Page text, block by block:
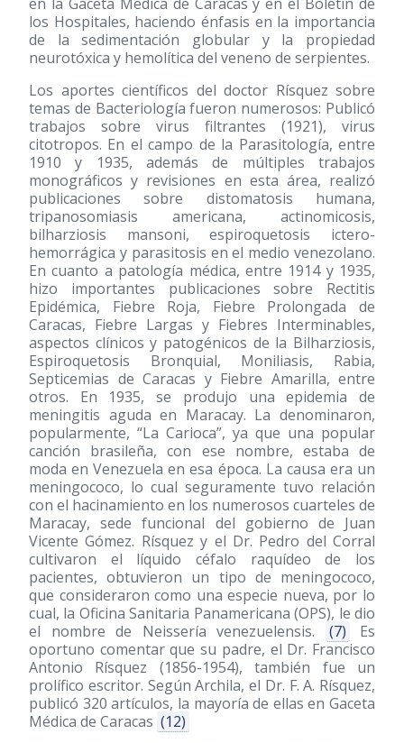
los Hospitales, haciendo énfasis en la importancia
de la sedimentación globular y la propiedad
neurotóxica y hemolítica del veneno de serpientes.
Los aportes científicos del doctor Rísquez sobre
temas de Bacteriología fueron numerosos: Publicó
trabajos sobre virus filtrantes (1921), virus
citotropos. En el campo de la Parasitología, entre
1910 y 1935, además de múltiples trabajos
monográficos y revisiones en esta área, realizó
publicaciones sobre distomatosis humana,
tripanosomiasis americana, actinomicosis,
bilharziosis mansoni, espiroquetosis ictero-
hemorrágica y parasitosis en el medio venezolano.
En cuanto a patología médica, entre 1914 y 1935,
hizo importantes publicaciones sobre Rectitis
Epidémica, Fiebre Roja, Fiebre Prolongada de
Caracas, Fiebre Largas y Fiebres Interminables,
aspectos clínicos y patogénicos de la Bilharziosis,
Espiroquetosis Bronquial, Moniliasis, Rabia,
Septicemias de Caracas y Fiebre Amarilla, entre
otros. En 1935, se produjo una epidemia de
meningitis aguda en Maracay. La denominaron,
popularmente, “La Carioca”, ya que una popular
canción brasileña, con ese nombre, estaba de
moda en Venezuela en esa época. La causa era un
meningococo, lo cual seguramente tuvo relación
con el hacinamiento en los numerosos cuarteles de
Maracay, sede funcional del gobierno de Juan
Vicente Gómez. Rísquez y el Dr. Pedro del Corral
cultivaron el líquido céfalo raquídeo de los
pacientes, obtuvieron un tipo de meningococo,
que consideraron como una especie nueva, por lo
cual, la Oficina Sanitaria Panamericana (OPS), le dio
el nombre de Neissería venezuelensis.
(7)
Es
oportuno comentar que su padre, el Dr. Francisco
Antonio Rísquez (1856-1954), también fue un
prolífico escritor. Según Archila, el Dr. F. A. Rísquez,
publicó 320 artículos, la mayoría de ellas en Gaceta
Médica de Caracas (12)